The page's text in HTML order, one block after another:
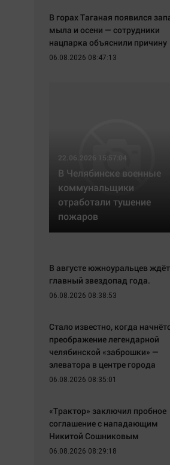
Общество
Политика
Экономика
В горах Таганая появился
мыла и осени — сотрудники
нацпарка объяснили причину
06.08.2026 08:47:13
22.06.2026 15:57:04
В Челябинске военные
коммунальщики
отработали тушение
пожаров
В августе южноуральцев ждёт
главный звездопад года.
06.08.2026 08:38:53
Стало известно, когда
преображение легендарной
челябинской «заброшки» —
элеватора в центре города
06.08.2026 08:35:01
«Трактор» заключил пробное
соглашение с нападающим
Никитой Сошниковым
06.08.2026 08:29:18